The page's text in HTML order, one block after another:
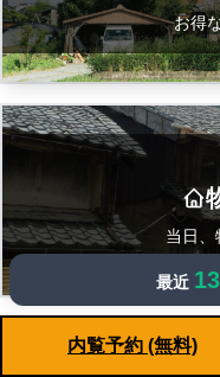
お得
当日、
最近 13
内覧予約 (無料)